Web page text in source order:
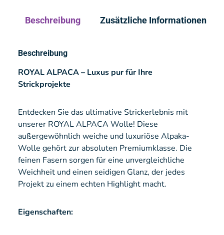
Beschreibung Zusätzliche Informationen
Beschreibung
ROYAL ALPACA – Luxus pur für Ihre
Strickprojekte
Entdecken Sie das ultimative Strickerlebnis mit
unserer ROYAL ALPACA Wolle! Diese
außergewöhnlich weiche und luxuriöse Alpaka-
Wolle gehört zur absoluten Premiumklasse. Die
feinen Fasern sorgen für eine unvergleichliche
Weichheit und einen seidigen Glanz, der jedes
Projekt zu einem echten Highlight macht.
Eigenschaften: